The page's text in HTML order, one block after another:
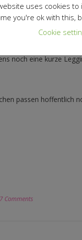
zwei Meter von dem
und
noch eine kurze
passen hoffentlich
7 Comments
uses cookies
you're ok with this,
Cookie